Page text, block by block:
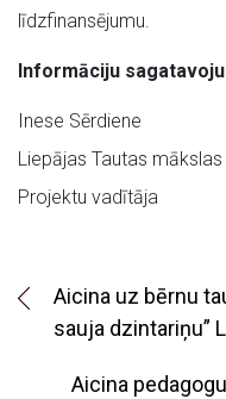
līdzfinansējumu.
Informāciju
Inese Sērdiene
Liepājas Tautas
Projektu vadītāja
Aicina uz bērnu
sauja dzintariņu”
Aicina